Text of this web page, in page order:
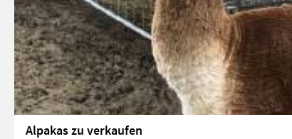
Alpakas zu verkaufen